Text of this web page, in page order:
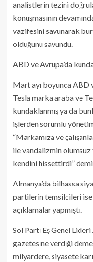
analistlerin tezini
konuşmasının
vazifesini savunarak
olduğunu savundu.
ABD ve Avrupa’da
Mart ayı boyunca ABD
Tesla marka araba ve
kundaklanmış ya da
işlerden sorumlu
“Markamıza ve
ile vandalizmin
kendini hissettirdi”
Almanya’da bilhassa
partilerin temsilcileri ise
açıklamalar yapmıştı.
Sol Parti Eş Genel
gazetesine verdiği
milyardere, siyasete